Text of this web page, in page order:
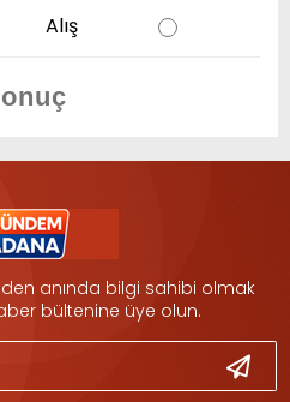
Alış
anında bilgi sahibi olmak
bültenine üye olun.